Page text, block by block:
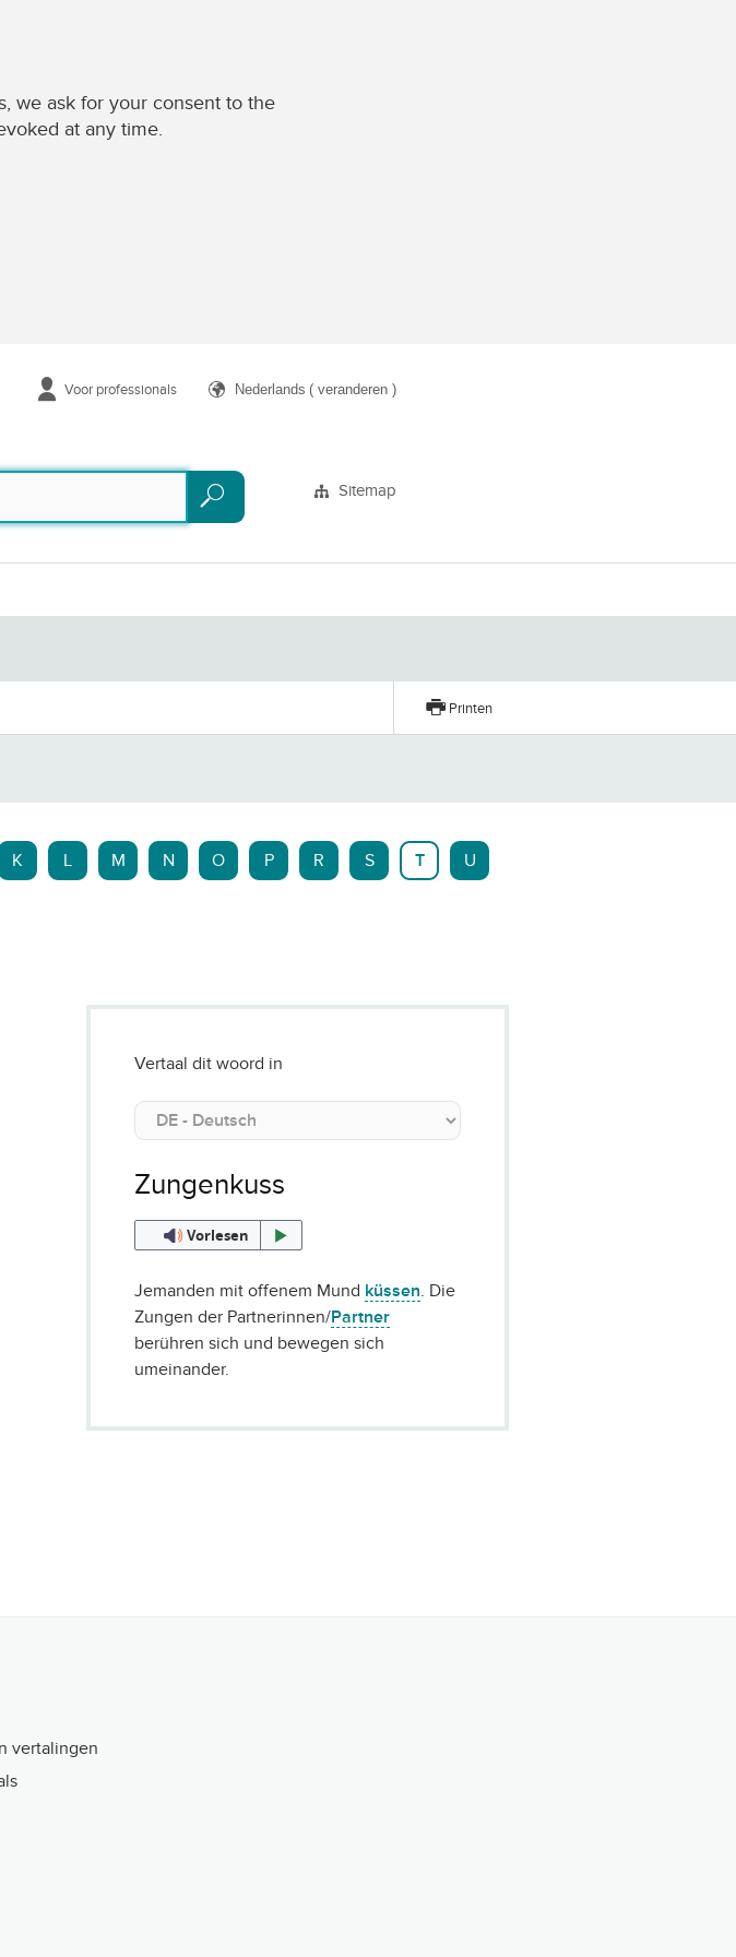
we ask for your consent to the
at any time.
Voor professionals Nederlands ( veranderen )
Zoeken
Zoeken
Sitemap
Printen
K L M N O P R S T U
Vertaal dit woord in
Zungenkuss
Vorlesen
Jemanden mit offenem Mund küssen. Die
Zungen der Partnerinnen/Partner
berühren sich und bewegen sich
umeinander.
vertalingen